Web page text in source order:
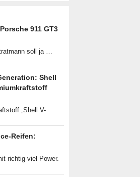
911 GT3
soll ja …
Shell
„Shell V-
Reifen:
richtig viel Power.